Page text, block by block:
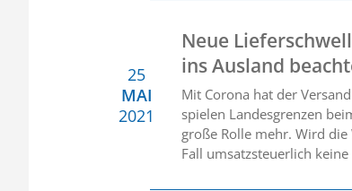
25
MAI
2021
Neue
ins Ausland
Mit Corona hat der
spielen Landesgrenzen
große Rolle mehr. Wird
Fall umsatzsteuerlich